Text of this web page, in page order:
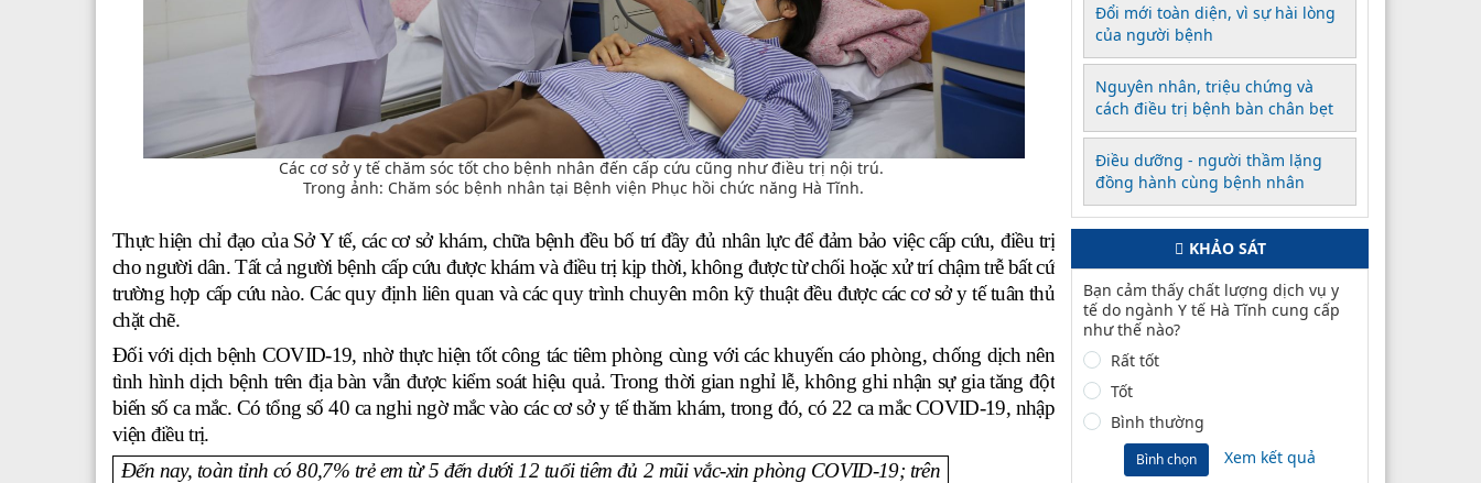
Các cơ sở y tế chăm sóc tốt cho bệnh nhân đến cấp cứu cũng như điều trị nội trú.
Trong ảnh: Chăm sóc bệnh nhân tại Bệnh viện Phục hồi chức năng Hà Tĩnh.
Thực hiện chỉ đạo của Sở Y tế, các cơ sở khám, chữa bệnh đều bố trí đầy đủ nhân lực để đảm bảo việc cấp cứu, điều trị
cho người dân. Tất cả người bệnh cấp cứu được khám và điều trị kịp thời, không được từ chối hoặc xử trí chậm trễ bất cứ
trường hợp cấp cứu nào. Các quy định liên quan và các quy trình chuyên môn kỹ thuật đều được các cơ sở y tế tuân thủ
chặt chẽ.
Đối với dịch bệnh COVID-19, nhờ thực hiện tốt công tác tiêm phòng cùng với các khuyến cáo phòng, chống dịch nên
tình hình dịch bệnh trên địa bàn vẫn được kiểm soát hiệu quả. Trong thời gian nghỉ lễ, không ghi nhận sự gia tăng đột
biến số ca mắc. Có tổng số 40 ca nghi ngờ mắc vào các cơ sở y tế thăm khám, trong đó, có 22 ca mắc COVID-19, nhập
viện điều trị.
Đến nay, toàn tỉnh có 80,7% trẻ em từ 5 đến dưới 12 tuổi tiêm đủ 2 mũi vắc-xin phòng COVID-19; trên
Đổi mới toàn diện, vì sự hài lòng
của người bệnh
Nguyên nhân, triệu chứng và
cách điều trị bệnh bàn chân bẹt
Điều dưỡng - người thầm lặng
đồng hành cùng bệnh nhân
KHẢO SÁT
Bạn cảm thấy chất lượng dịch vụ y
tế do ngành Y tế Hà Tĩnh cung cấp
như thế nào?
Rất tốt
Tốt
Bình thường
Bình chọn Xem kết quả